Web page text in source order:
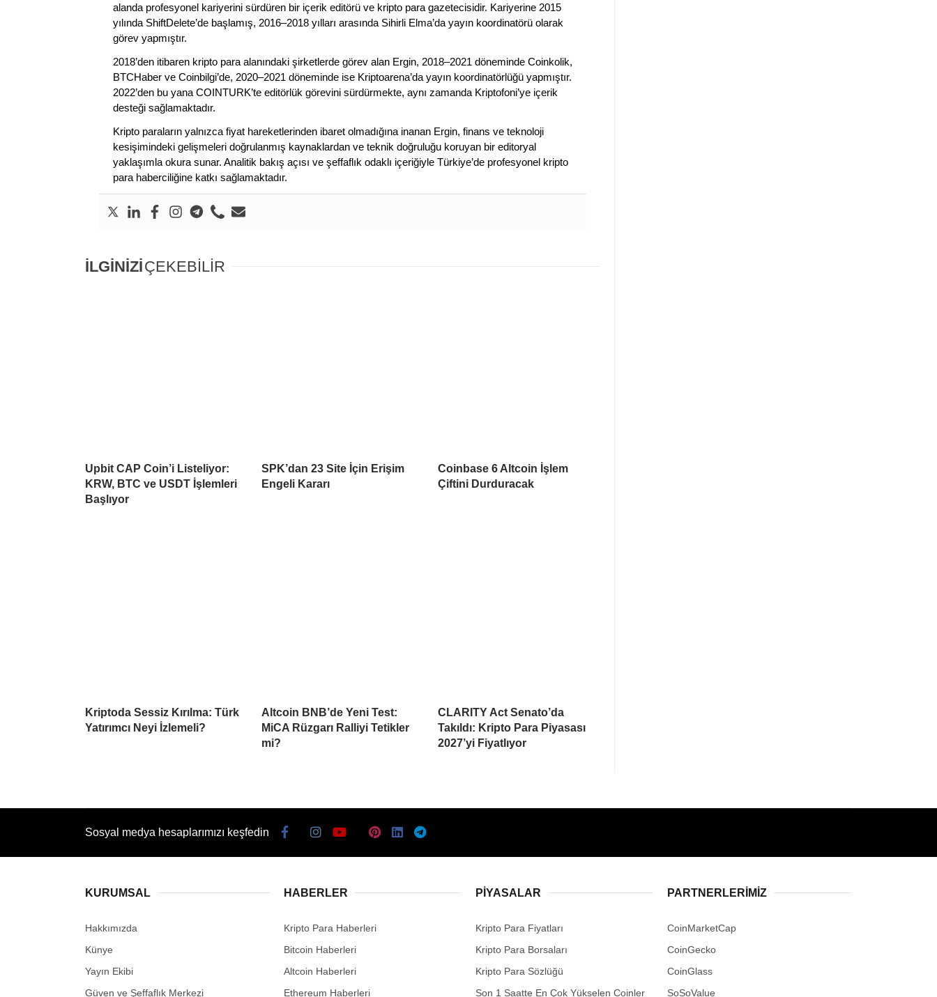
alanda profesyonel kariyerini sürdüren bir içerik editörü ve kripto para gazetecisidir. Kariyerine 2015
yılında ShiftDelete’de başlamış, 2016–2018 yılları arasında Sihirli Elma’da yayın koordinatörü olarak
görev yapmıştır.
2018’den itibaren kripto para alanındaki şirketlerde görev alan Ergin, 2018–2021 döneminde Coinkolik,
BTCHaber ve Coinbilgi’de, 2020–2021 döneminde ise Kriptoarena’da yayın koordinatörlüğü yapmıştır.
2022’den bu yana COINTURK’te editörlük görevini sürdürmekte, aynı zamanda Kriptofoni’ye içerik
desteği sağlamaktadır.
Kripto paraların yalnızca fiyat hareketlerinden ibaret olmadığına inanan Ergin, finans ve teknoloji
kesişimindeki gelişmeleri doğrulanmış kaynaklardan ve teknik doğruluğu koruyan bir editoryal
yaklaşımla okura sunar. Analitik bakış açısı ve şeffaflık odaklı içeriğiyle Türkiye’de profesyonel kripto
para haberciliğine katkı sağlamaktadır.
İLGİNİZİÇEKEBİLİR
Upbit CAP Coin’i Listeliyor:
KRW, BTC ve USDT İşlemleri
Başlıyor
SPK’dan 23 Site İçin Erişim
Engeli Kararı
Coinbase 6 Altcoin İşlem
Çiftini Durduracak
Kriptoda Sessiz Kırılma: Türk
Yatırımcı Neyi İzlemeli?
Altcoin BNB’de Yeni Test:
MiCA Rüzgarı Ralliyi Tetikler
mi?
CLARITY Act Senato’da
Takıldı: Kripto Para Piyasası
2027’yi Fiyatlıyor
Sosyal medya hesaplarımızı keşfedin
KURUMSAL
Hakkımızda
Künye
Yayın Ekibi
Güven ve Şeffaflık Merkezi
HABERLER
Kripto Para Haberleri
Bitcoin Haberleri
Altcoin Haberleri
Ethereum Haberleri
PIYASALAR
Kripto Para Fiyatları
Kripto Para Borsaları
Kripto Para Sözlüğü
Son 1 Saatte En Çok Yükselen Coinler
PARTNERLERIMIZ
CoinMarketCap
CoinGecko
CoinGlass
SoSoValue